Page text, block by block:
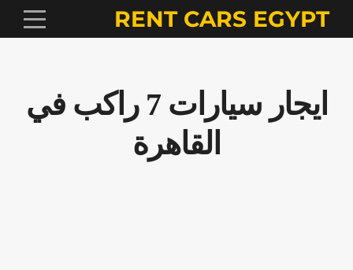
RENT CARS EGYPT
ايجار سيارات 7 راكب في
القاهرة